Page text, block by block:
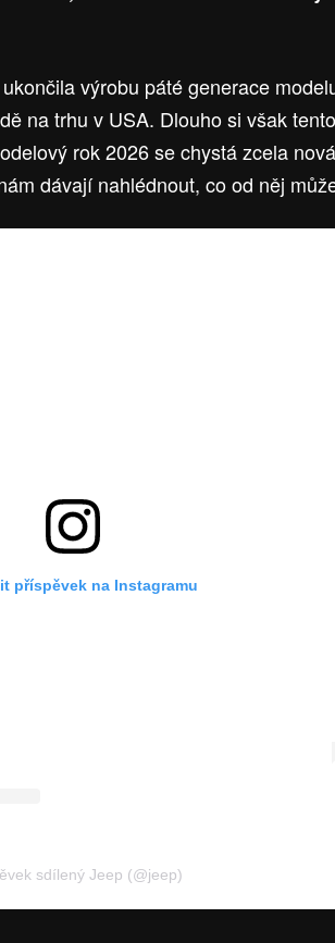
výrobu páté generace
na trhu v USA. Dlouho si však
rok 2026 se chystá zcela
dávají nahlédnout, co od něj
příspěvek na Instagramu
sdílený Jeep (@jeep)